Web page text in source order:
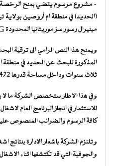
(الحديد) في منطقة ام أروصين بولاية
مينيرال رسور سز موريتانيا المحدودة LMRMG.
ويمنح هذا النص الرامي الى ترقية
المذكورة للبحث عن الحديد في منطقة
ثلاث سنوات وداخل مساحة قدرها 1472 كيلومتر مربع.
للاستثمار في انجاز البرنامج العام
كافة الرسوم والضرائب المنصوص
وتلتزم الشركة باشعار الادارة بنتائج
والجوفية التي قد تكتشفها اثناء